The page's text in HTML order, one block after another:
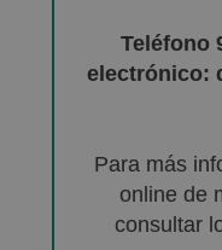
Teléfono
electrónico:
Para más
online de
consultar